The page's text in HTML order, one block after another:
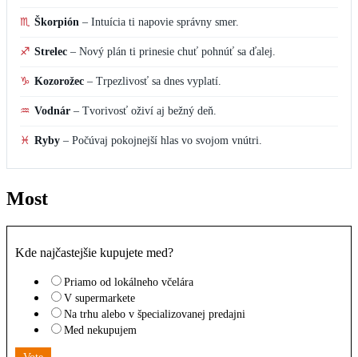
♏ Škorpión – Intuícia ti napovie správny smer.
♐ Strelec – Nový plán ti prinesie chuť pohnúť sa ďalej.
♑ Kozorožec – Trpezlivosť sa dnes vyplatí.
♒ Vodnár – Tvorivosť oživí aj bežný deň.
♓ Ryby – Počúvaj pokojnejší hlas vo svojom vnútri.
Most
Kde najčastejšie kupujete med?
Priamo od lokálneho včelára
V supermarkete
Na trhu alebo v špecializovanej predajni
Med nekupujem